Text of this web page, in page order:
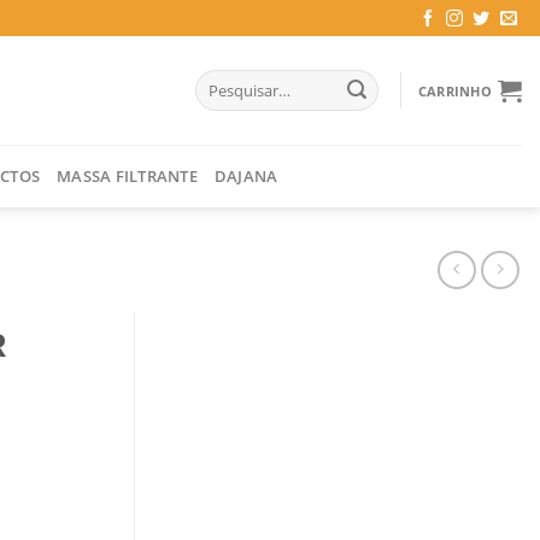
Pesquisar
por:
CARRINHO
MASSA FILTRANTE DAJANA